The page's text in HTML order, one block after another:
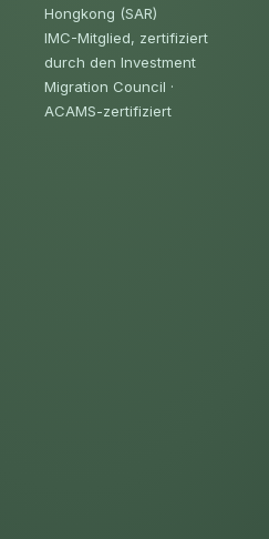
Hongkong (SAR)
IMC-Mitglied, zertifiziert
durch den Investment
Migration Council ·
ACAMS-zertifiziert